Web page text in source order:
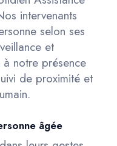
intervenants
selon ses
et
notre présence
de proximité et
âgée